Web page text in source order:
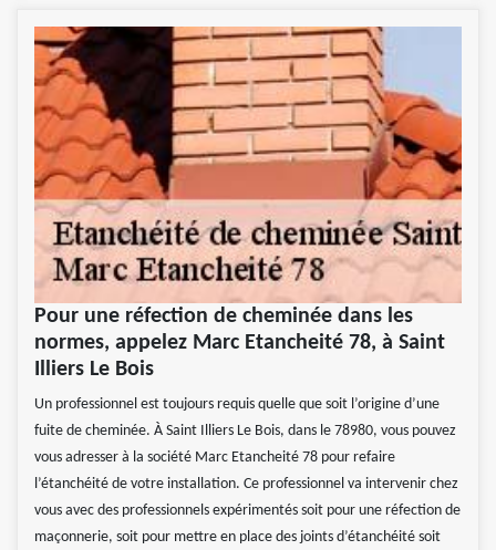
Pour une réfection de cheminée dans les
normes, appelez Marc Etancheité 78, à Saint
Illiers Le Bois
Un professionnel est toujours requis quelle que soit l’origine d’une
fuite de cheminée. À Saint Illiers Le Bois, dans le 78980, vous pouvez
vous adresser à la société Marc Etancheité 78 pour refaire
l’étanchéité de votre installation. Ce professionnel va intervenir chez
vous avec des professionnels expérimentés soit pour une réfection de
maçonnerie, soit pour mettre en place des joints d’étanchéité soit